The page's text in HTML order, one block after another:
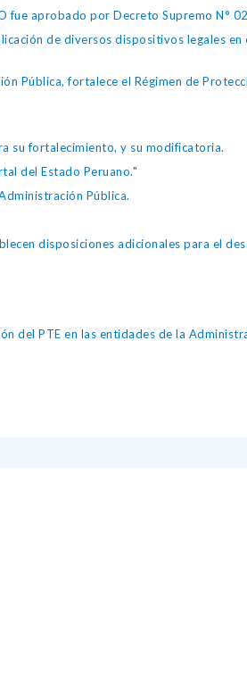
fue aprobado por Decreto Supremo N°
de diversos dispositivos legales en
Pública, fortalece el Régimen de
su fortalecimiento, y su modificatoria.
del Estado Peruano."
Pública.
disposiciones adicionales para el
del PTE en las entidades de la